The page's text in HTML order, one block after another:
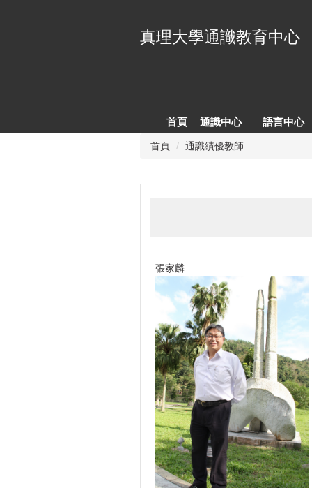
真理大學通識教育中心
首頁 通識中心 語言中心
首頁 通識績優教師
張家麟